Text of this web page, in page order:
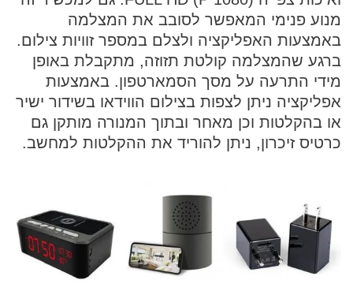
מנוע פנימי המאפשר לסובב את המצלמה
באמצעות האפליקציה ולצלם במספר זוויות צילום.
ברגע שהמצלמה קולטת תזוזה, מתקבלת באופן
מידי התרעה על מסך הסמארטפון. באמצעות
אפליקציה ניתן לצפות בצילום הווידאו בשידור ישיר
או בהקלטות וכן מאחר ובתוך המנורה מותקן גם
כרטיס זיכרון, ניתן להוריד את ההקלטות למחשב.